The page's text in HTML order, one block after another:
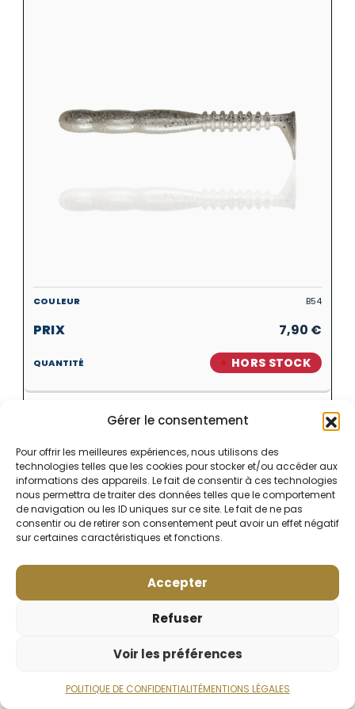
Gérer le consentement
Pour offrir les meilleures expériences, nous utilisons des
technologies telles que les cookies pour stocker et/ou accéder aux
informations des appareils. Le fait de consentir à ces technologies
nous permettra de traiter des données telles que le comportement
de navigation ou les ID uniques sur ce site. Le fait de ne pas
consentir ou de retirer son consentement peut avoir un effet négatif
sur certaines caractéristiques et fonctions.
Accepter
Refuser
Voir les préférences
POLITIQUE DE CONFIDENTIALITÉMENTIONS LÉGALES
B54
7,90 €
HORS STOCK